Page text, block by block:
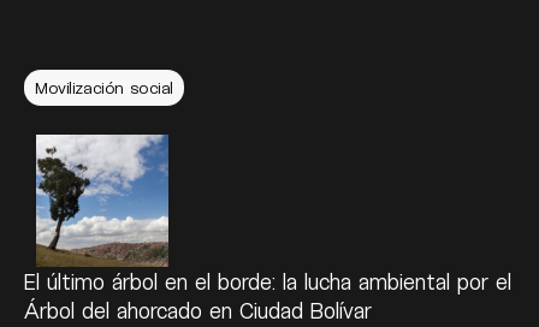
Movilización social
El último árbol en el borde: la lucha ambiental por el
Árbol del ahorcado en Ciudad Bolívar